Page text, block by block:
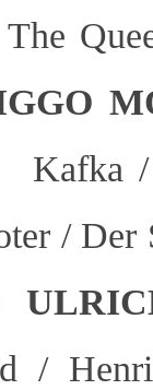
The
Kafka
/
/